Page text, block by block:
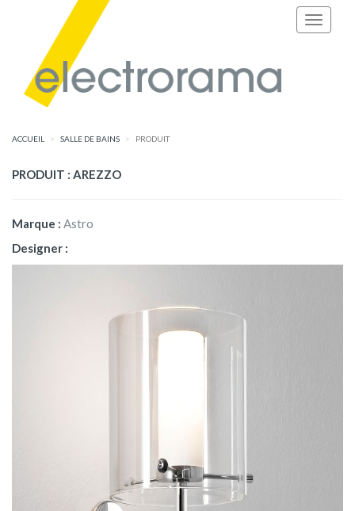
ACCUEIL SALLE DE BAINS PRODUIT
PRODUIT : AREZZO
Marque : Astro
Designer :